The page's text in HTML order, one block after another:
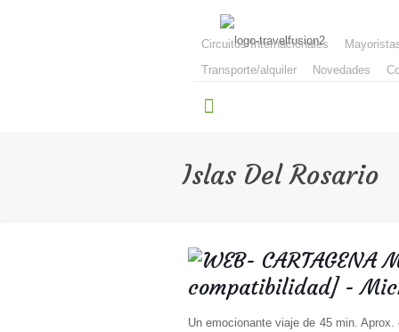
Circuitos Internacionales
Transporte/alquiler
Novedades
Islas Del Rosario
Un emocionante viaje de 45 min.